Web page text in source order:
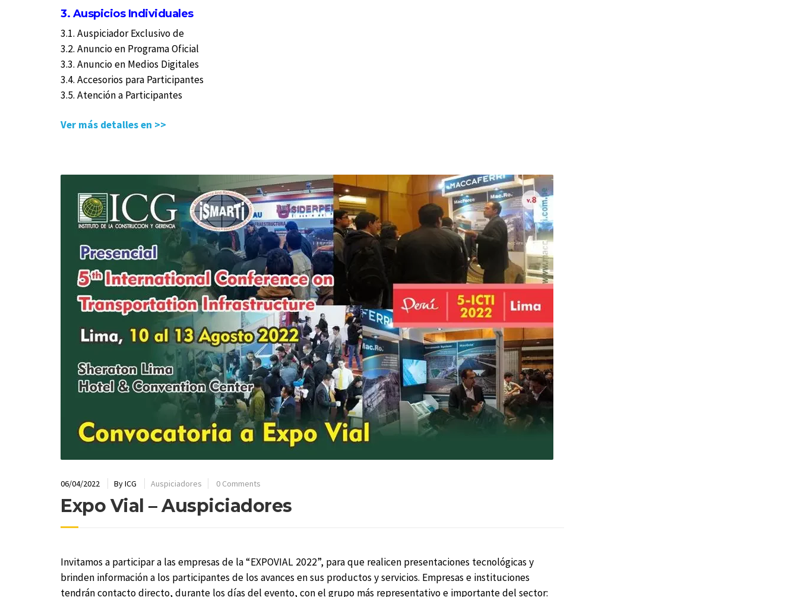
3. Auspicios Individuales
3.1. Auspiciador Exclusivo de
3.2. Anuncio en Programa Oficial
3.3. Anuncio en Medios Digitales
3.4. Accesorios para Participantes
3.5. Atención a Participantes
Ver más detalles en >>
06/04/2022 ByICG Auspiciadores 0 Comments
Expo Vial – Auspiciadores
Invitamos a participar a las empresas de la “EXPOVIAL 2022”, para que realicen presentaciones tecnológicas y
brinden información a los participantes de los avances en sus productos y servicios. Empresas e instituciones
tendrán contacto directo, durante los días del evento, con el grupo más representativo e importante del sector: